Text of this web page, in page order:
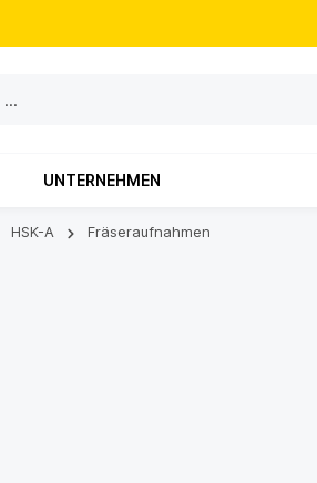
UNTERNEHMEN
HSK-A Fräseraufnahmen